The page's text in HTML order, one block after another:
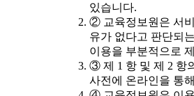
있습니다.
② 교육정보원은 서
유가 없다고 판단되
이용을 부분적으로
③ 제 1 항 및 제 2 항
사전에 온라인을 통